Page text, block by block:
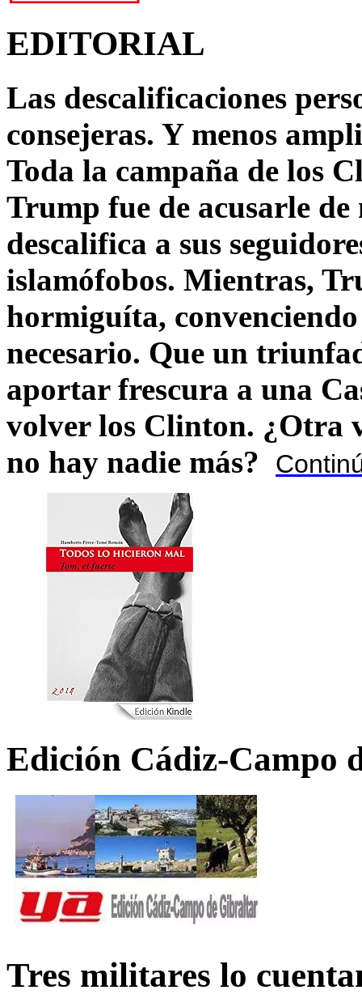
EDITORIAL
Las descalificaciones
consejeras. Y menos
Toda la campaña de los
Trump fue de acusarle
descalifica a sus
islamófobos. Mientras,
hormiguíta,
necesario. Que un
aportar frescura a una
volver los Clinton. ¿Otra
no hay nadie más?
Edición Cádiz-Campo
Tres militares lo